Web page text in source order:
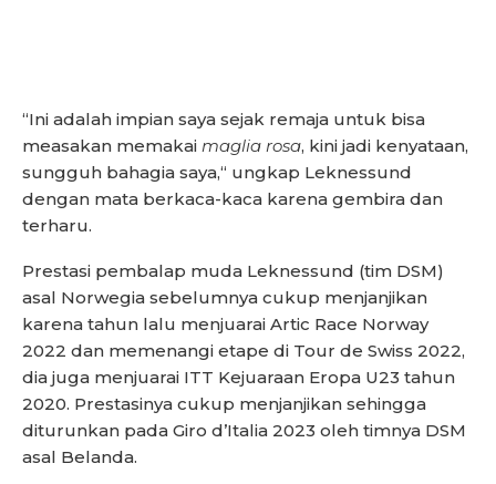
“Ini adalah impian saya sejak remaja untuk bisa
measakan memakai maglia rosa, kini jadi kenyataan,
sungguh bahagia saya,“ ungkap Leknessund
dengan mata berkaca-kaca karena gembira dan
terharu.
Prestasi pembalap muda Leknessund (tim DSM)
asal Norwegia sebelumnya cukup menjanjikan
karena tahun lalu menjuarai Artic Race Norway
2022 dan memenangi etape di Tour de Swiss 2022,
dia juga menjuarai ITT Kejuaraan Eropa U23 tahun
2020. Prestasinya cukup menjanjikan sehingga
diturunkan pada Giro d’Italia 2023 oleh timnya DSM
asal Belanda.